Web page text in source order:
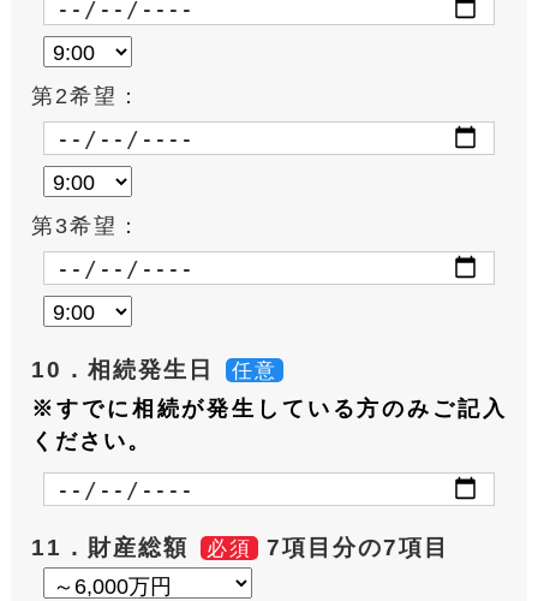
第2希望：
第3希望：
10．相続発生日 任意
※すでに相続が発生している方のみご記入
ください。
11．財産総額 必須 7項目分の7項目